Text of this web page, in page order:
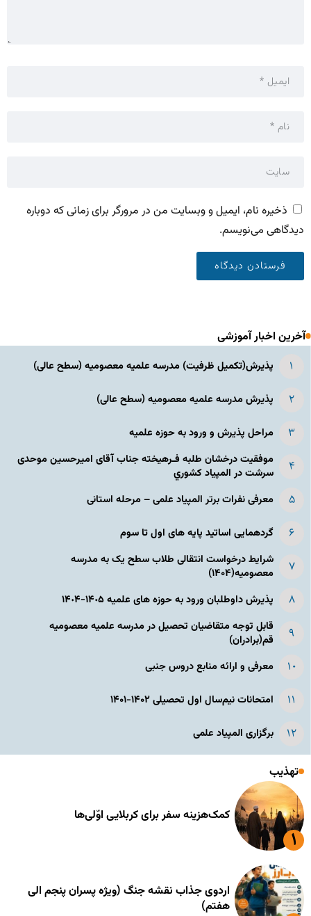
ذخیره نام، ایمیل و وبسایت من در مرورگر برای زمانی که دوباره
دیدگاهی می‌نویسم.
آخرین اخبار آموزشی
پذیرش(تکمیل ظرفیت) مدرسه علمیه معصومیه‌ (سطح عالی)
پذیرش مدرسه علمیه معصومیه‌ (سطح عالی)
مراحل پذیرش و ورود به حوزه علمیه
موفقیت درخشان طلبه فـرهیخته جناب آقای امیرحسین موحدی
سرشت در المپياد كشوري
معرفی نفرات برتر المپیاد علمی – مرحله استانی
گردهمایی اساتید پایه های اول تا سوم
شرایط درخواست انتقالی طلاب سطح یک به مدرسه
معصومیه(۱۴۰۴)
پذیرش داوطلبان ورود به حوزه های علمیه ١۴٠۵-١۴٠۴
قابل توجه متقاضیان تحصیل در مدرسه علمیه معصومیه
قم(برادران)
معرفی و ارائه منابع دروس جنبی
امتحانات نیم‌سال اول تحصیلی ۱۴۰۲-۱۴۰۱
برگزاری المپیاد علمی
تهذیب
کمک‌هزینه سفر برای کربلایی اوّلی‌ها
اردوی جذاب نقشه جنگ (ویژه پسران پنجم الی
هفتم)